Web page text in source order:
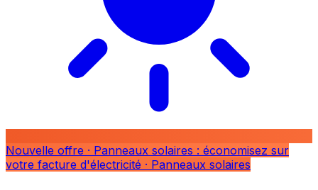
Nouvelle offre · Panneaux solaires : économisez sur
votre facture d'électricité · Panneaux solaires